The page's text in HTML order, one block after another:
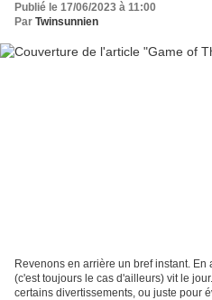
Publié le 17/06/2023 à 11:00
Par Twinsunnien
Revenons en arrière un bref instant.
(c'est toujours le cas d'ailleurs) vit le
certains divertissements, ou juste pour